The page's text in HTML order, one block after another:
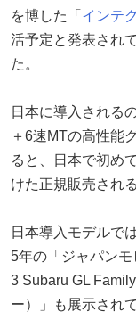
を博した「 インテ
活予定と発表され
た。
日本に導入される
＋6速MTの高性能
ると、日本で初め
けた正規販売され
日本導入モデルで
5年の「ジャパン
3 Subaru GL
ー）」も展示され